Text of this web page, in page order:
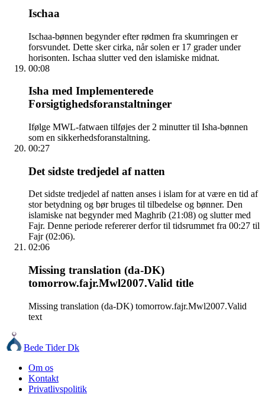
Ischaa
Ischaa-bønnen begynder efter rødmen fra skumringen er
forsvundet. Dette sker cirka, når solen er 17 grader under
horisonten. Ischaa slutter ved den islamiske midnat.
00:08
Isha med Implementerede
Forsigtighedsforanstaltninger
Ifølge MWL-fatwaen tilføjes der 2 minutter til Isha-bønnen
som en sikkerhedsforanstaltning.
00:27
Det sidste tredjedel af natten
Det sidste tredjedel af natten anses i islam for at være en tid af
stor betydning og bør bruges til tilbedelse og bønner. Den
islamiske nat begynder med Maghrib (21:08) og slutter med
Fajr. Denne periode refererer derfor til tidsrummet fra 00:27 til
Fajr (02:06).
02:06
Missing translation (da-DK)
tomorrow.fajr.Mwl2007.Valid title
Missing translation (da-DK) tomorrow.fajr.Mwl2007.Valid
text
Bede Tider Dk
Om os
Kontakt
Privatlivspolitik